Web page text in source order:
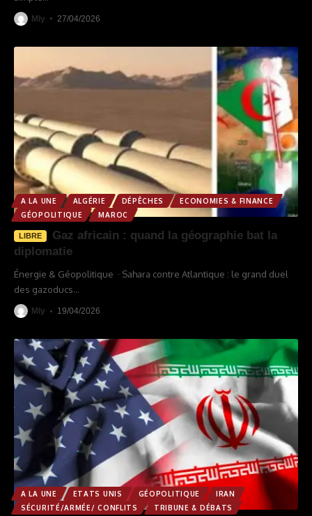
Mly 27/04/2026
A LA UNE ALGÉRIE DÉPÊCHES
ECONOMIES & FINANCE
GÉOPOLITIQUE
MAROC
LIBRE
Gaz africain : quand la géographie bat la
diplomatie
Énergie & Géopolitique · Sahara contre Atlantique : le grand duel
des gazoducs…
Mly 19/04/2026
A LA UNE ETATS UNIS GÉOPOLITIQUE
IRAN
SÉCURITÉ/ARMÉE/ CONFLITS
TRIBUNE & DÉBATS